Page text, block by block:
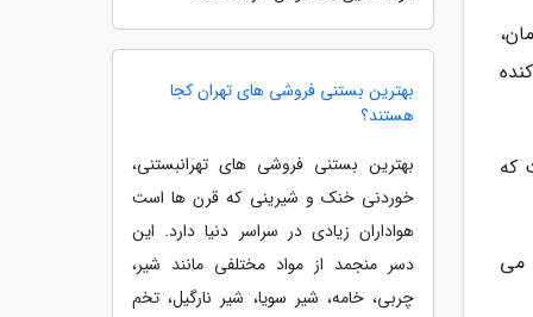
شده است که
می
بهترین بستنی فروشی های تهران کجا
هستند؟
بهترین بستنی فروشی های تهرانبستنی،
خوردنی خنک و شیرینی که قرن ها است
هواداران زیادی در سراسر دنیا دارد. این
دسر منجمد از مواد مختلفی مانند شیر،
چربی، خامه، شیر سویا، شیر نارگیل، تخم